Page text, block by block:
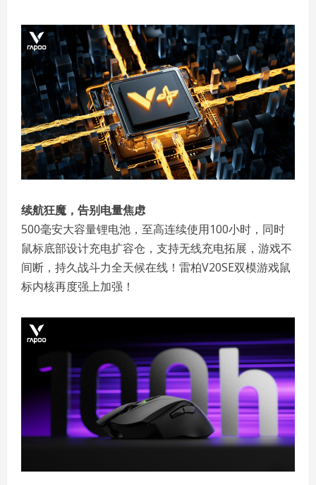
续航狂魔，告别电量焦虑
500毫安大容量锂电池，至高连续使用100小时，同时
鼠标底部设计充电扩容仓，支持无线充电拓展，游戏不
间断，持久战斗力全天候在线！雷柏V20SE双模游戏鼠
标内核再度强上加强！